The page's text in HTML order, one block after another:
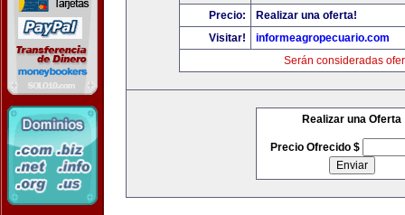
Precio:
Realizar una oferta!
Visitar!
informeagropecuario.com
Serán consideradas
Realizar una Oferta
Precio Ofrecido $